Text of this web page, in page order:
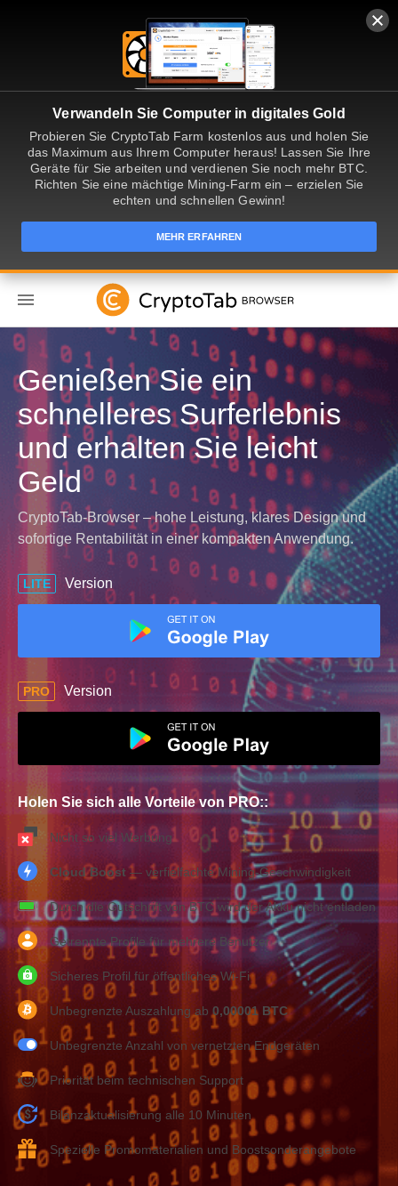
Verwandeln Sie Computer in digitales Gold
Probieren Sie CryptoTab Farm kostenlos aus und holen Sie
das Maximum aus Ihrem Computer heraus! Lassen Sie Ihre
Geräte für Sie arbeiten und verdienen Sie noch mehr BTC.
Richten Sie eine mächtige Mining-Farm ein – erzielen Sie
echten und schnellen Gewinn!
MEHR ERFAHREN
Genießen Sie ein
schnelleres Surferlebnis
und erhalten Sie leicht
Geld
CryptoTab-Browser – hohe Leistung, klares Design und
sofortige Rentabilität in einer kompakten Anwendung.
LITE Version
PRO Version
Holen Sie sich alle Vorteile von PRO::
Nicht so viel Werbung
Cloud Boost — verfielfachte Mining-Geschwindigkeit
Durch die Gutschrift von BTC wird der Akku nicht entladen
Getrennte Profile für mehrere Benutzer
Sicheres Profil für öffentliches Wi-Fi
Unbegrenzte Auszahlung ab 0,00001 BTC
Unbegrenzte Anzahl von vernetzten Endgeräten
Priorität beim technischen Support
Bilanzaktualisierung alle 10 Minuten
Spezielle Promomaterialien und Boostsonderangebote